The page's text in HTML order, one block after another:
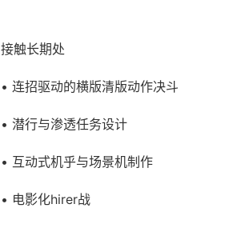
接触长期处
• 连招驱动的横版清版动作决斗
• 潜行与渗透任务设计
• 互动式机乎与场景机制作
• 电影化hirer战